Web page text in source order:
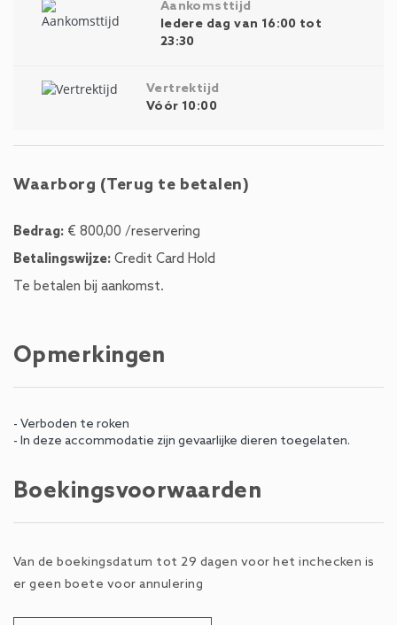
Aankomsttijd
Iedere dag van 16:00 tot
23:30
Vertrektijd
Vóór 10:00
Waarborg (Terug te betalen)
Bedrag: € 800,00 /reservering
Betalingswijze: Credit Card Hold
Te betalen bij aankomst.
Opmerkingen
- Verboden te roken
- In deze accommodatie zijn gevaarlijke dieren toegelaten.
Boekingsvoorwaarden
Van de boekingsdatum tot 29 dagen voor het inchecken is
er geen boete voor annulering